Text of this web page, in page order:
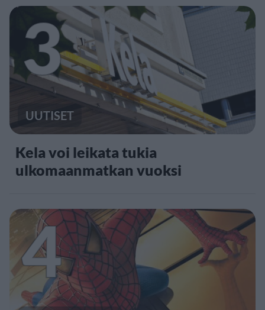
3
UUTISET
Kela voi leikata tukia
ulkomaanmatkan vuoksi
4